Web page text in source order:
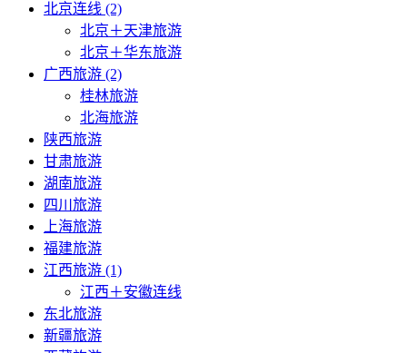
北京连线 (2)
北京＋天津旅游
北京＋华东旅游
广西旅游 (2)
桂林旅游
北海旅游
陕西旅游
甘肃旅游
湖南旅游
四川旅游
上海旅游
福建旅游
江西旅游 (1)
江西＋安徽连线
东北旅游
新疆旅游